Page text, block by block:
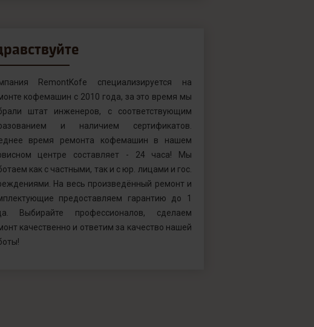
RemontKofe специализируется на
кофемашин с 2010 года, за это время мы
штат инженеров, с соответствующим
и наличием сертификатов.
время ремонта кофемашин в нашем
центре составляет - 24 часа! Мы
как с частными, так и с юр. лицами и гос.
На весь произведённый ремонт и
предоставляем гарантию до 1
Выбирайте профессионалов, сделаем
качественно и ответим за качество нашей